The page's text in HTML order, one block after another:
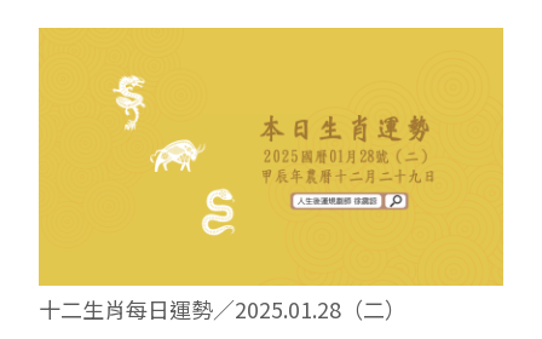
十二生肖每日運勢／2025.01.28（二）